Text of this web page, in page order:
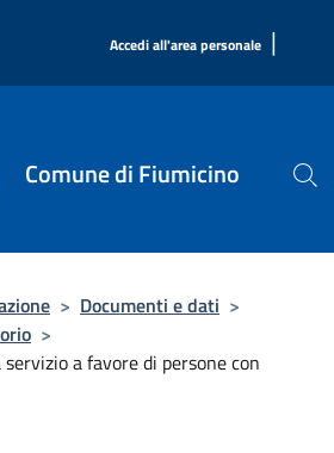
Accedi all'area personale |
Comune di Fiumicino
> Documenti e dati >
>
a favore di persone con